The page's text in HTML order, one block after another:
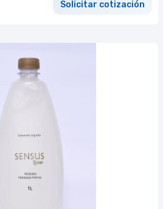
Solicitar cotización